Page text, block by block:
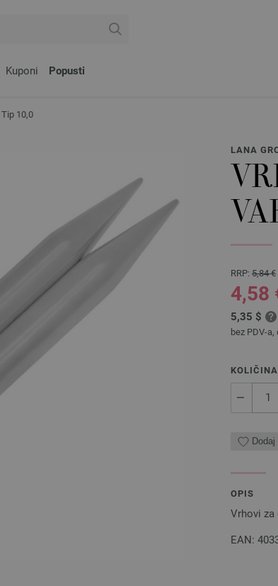
Kuponi Popusti
10,0
LANA
RRP: 5,84 €
4,58
5,35 $
bez PDV-a,
KOLIČINA
OPIS
Vrhovi za
EAN: